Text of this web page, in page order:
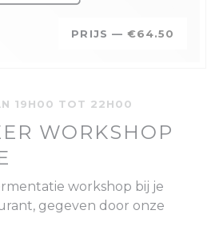
PRIJS — €64.50
19H00 TOT 22H00
WORKSHOP
workshop bij je
gegeven door onze